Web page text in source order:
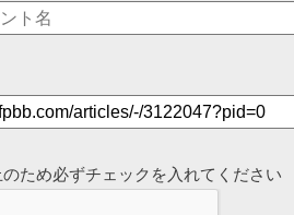
ため必ずチェックを入れてください